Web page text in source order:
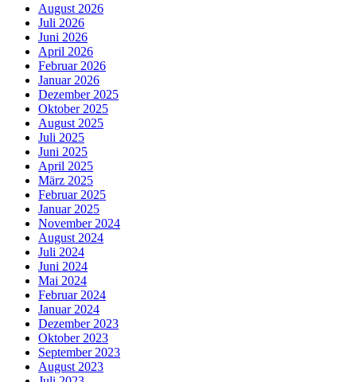
August 2026
Juli 2026
Juni 2026
April 2026
Februar 2026
Januar 2026
Dezember 2025
Oktober 2025
August 2025
Juli 2025
Juni 2025
April 2025
März 2025
Februar 2025
Januar 2025
November 2024
August 2024
Juli 2024
Juni 2024
Mai 2024
Februar 2024
Januar 2024
Dezember 2023
Oktober 2023
September 2023
August 2023